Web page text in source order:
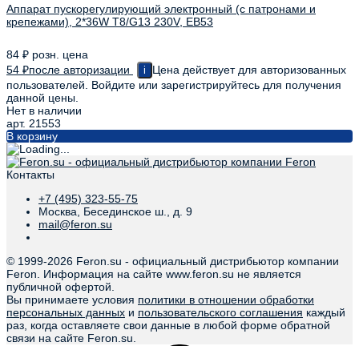
Аппарат пускорегулирующий электронный (с патронами и
крепежами), 2*36W T8/G13 230V, EB53
84 ₽ розн. цена
54 ₽после авторизации i
Цена действует для авторизованных
пользователей. Войдите или зарегистрируйтесь для получения
данной цены.
Нет в наличии
арт. 21553
В корзину
Контакты
+7 (495) 323-55-75
Москва, Бесединское ш., д. 9
mail@feron.su
© 1999-2026 Feron.su - официальный дистрибьютор компании
Feron. Информация на сайте www.feron.su не является
публичной офертой.
Вы принимаете условия политики в отношении обработки
персональных данных и пользовательского соглашения каждый
раз, когда оставляете свои данные в любой форме обратной
связи на сайте Feron.su.